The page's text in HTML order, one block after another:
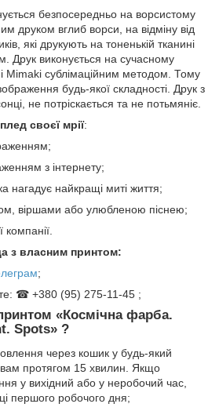
безпосередньо на ворсистому
друком вглиб ворси, на відміну від
які друкують на тоненькій тканині
Друк виконується на сучасному
Mimaki сублімаційним методом. Тому
будь-якої складності. Друк з
не потріскається та не потьмяніє.
своєї мрії:
з інтернету;
нагадує найкращі миті життя;
віршами або улюбленою піснею;
компанії.
з власним принтом:
;
☎ +380 (95) 275-11-45 ;
«Космічна фарба.
Spots» ?
через кошик у будь-який
протягом 15 хвилин. Якщо
у вихідний або у неробочий час,
першого робочого дня;